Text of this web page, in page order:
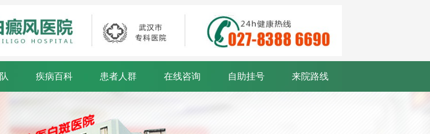
疾病百科 患者人群 在线咨询 自助挂号 来院路线